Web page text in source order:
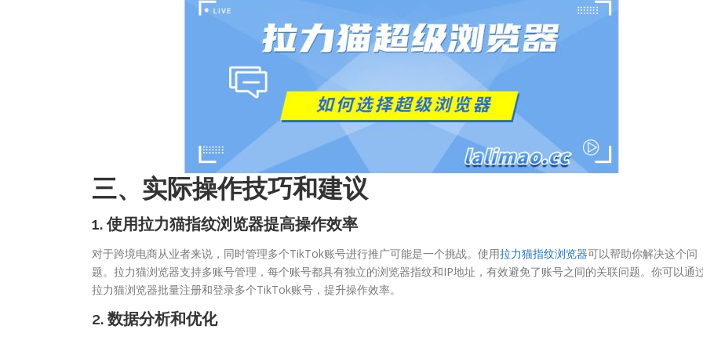
三、实际操作技巧和建议
1. 使用拉力猫指纹浏览器提高操作效率
对于跨境电商从业者来说，同时管理多个TikTok账号进行推广可能是一个挑战。使用拉力猫指纹浏览器可以帮助你解决这个问
题。拉力猫浏览器支持多账号管理，每个账号都具有独立的浏览器指纹和IP地址，有效避免了账号之间的关联问题。你可以通
拉力猫浏览器批量注册和登录多个TikTok账号，提升操作效率。
2. 数据分析和优化